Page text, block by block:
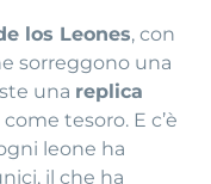
los Leones, con
sorreggono una
una replica
tesoro. E c’è
leone ha
il che ha